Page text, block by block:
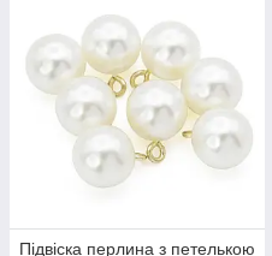
Підвіска перлина з петелькою